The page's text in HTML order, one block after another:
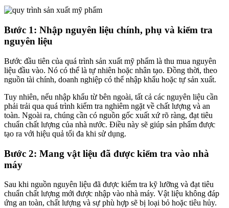
Bước 1: Nhập nguyên liệu chính, phụ và kiểm tra
nguyên liệu
Bước đầu tiên của quá trình sản xuất mỹ phẩm là thu mua nguyên
liệu đầu vào. Nó có thể là tự nhiên hoặc nhân tạo. Đồng thời, theo
nguồn tài chính, doanh nghiệp có thể nhập khẩu hoặc tự sản xuất.
Tuy nhiên, nếu nhập khẩu từ bên ngoài, tất cả các nguyên liệu cần
phải trải qua quá trình kiểm tra nghiêm ngặt về chất lượng và an
toàn. Ngoài ra, chúng cần có nguồn gốc xuất xứ rõ ràng, đạt tiêu
chuẩn chất lượng của nhà nước. Điều này sẽ giúp sản phẩm được
tạo ra với hiệu quả tối đa khi sử dụng.
Bước 2: Mang vật liệu đã được kiểm tra vào nhà
máy
Sau khi nguồn nguyên liệu đã được kiểm tra kỹ lưỡng và đạt tiêu
chuẩn chất lượng mới được nhập vào nhà máy. Vật liệu không đáp
ứng an toàn, chất lượng và sự phù hợp sẽ bị loại bỏ hoặc tiêu hủy.